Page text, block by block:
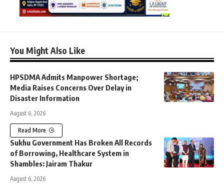
You Might Also Like
HPSDMA Admits Manpower Shortage;
Media Raises Concerns Over Delay in
Disaster Information
August 6, 2026
Read More
Sukhu Government Has Broken All Records
of Borrowing, Healthcare System in
Shambles: Jairam Thakur
August 6, 2026